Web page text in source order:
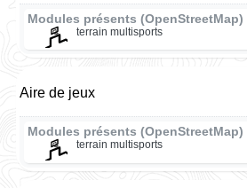
Modules présents (OpenStreetMap)
terrain multisports
Aire de jeux
Modules présents (OpenStreetMap)
terrain multisports